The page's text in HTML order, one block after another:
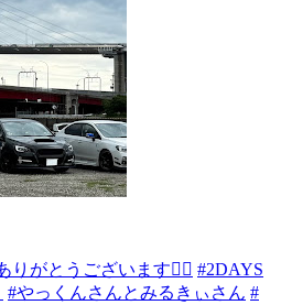
りがとうございます🙇‍♂️ #2DAYS
#やっくんさんとみるきぃさん #